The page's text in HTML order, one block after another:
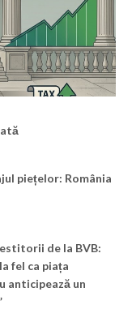
piețelor: România
de la BVB:
fel ca piața
anticipează un